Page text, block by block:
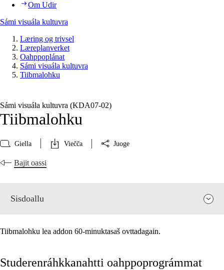
Om Udir
Sámi visuála kultuvra
Læring og trivsel
Læreplanverket
Oahppoplánat
Sámi visuála kultuvra
Tiibmalohku
Sámi visuála kultuvra (KDA07‑02)
Tiibmalohku
Giella Viečča Juoge
Bajit oassi
Sisdoallu
Tiibmalohku lea addon 60-minuktasaš ovttadagain.
Studerenráhkkanahtti oahppoprográmmat